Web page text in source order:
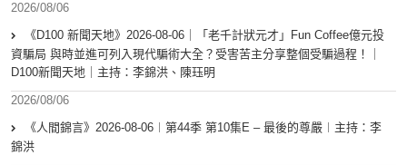
2026/08/06
《D100 新聞天地》2026-08-06｜「老千計狀元才」Fun Coffee億元投
資騙局 與時並進可列入現代騙術大全？受害苦主分享整個受騙過程！｜
D100新聞天地｜主持：李錦洪、陳珏明
2026/08/06
《人間錦言》2026-08-06︱第44季 第10集E – 最後的尊嚴︱主持：李
錦洪